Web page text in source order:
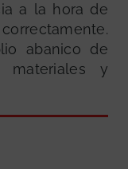
a la hora de
abanico de
materiales y